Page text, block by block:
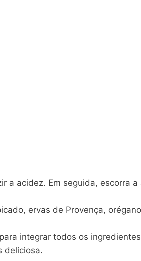
a acidez. Em seguida, escorra a
ervas de Provença,
integrar todos os
deliciosa.